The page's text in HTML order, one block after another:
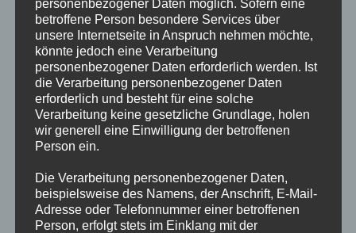
FLUGUNFALL 3.ALARMSTUFE
MASSENANFALL VON VERLETZTEN
PERSONEN
Eine Verkehrsflugzeug von Frankfurt nach Göteborg musste
seine Reise kurz vor Hamburg unterbrechen und eine
außerplanmäßige Landung auf dem Hamburger Flughafen
durchführen. Grund hierfür war eine vom Personal bemerkte
Rauchentwicklung im vorderen Teil des Flugzeugs. Die
Maschine landete ohne Komplikationen…
personenbezogener Daten möglich. Sofern eine
betroffene Person besondere Services über
unsere Internetseite in Anspruch nehmen möchte,
könnte jedoch eine Verarbeitung
personenbezogener Daten erforderlich werden. Ist
die Verarbeitung personenbezogener Daten
erforderlich und besteht für eine solche
Verarbeitung keine gesetzliche Grundlage, holen
wir generell eine Einwilligung der betroffenen
Person ein.
Die Verarbeitung personenbezogener Daten,
beispielsweise des Namens, der Anschrift, E-Mail-
Adresse oder Telefonnummer einer betroffenen
Person, erfolgt stets im Einklang mit der